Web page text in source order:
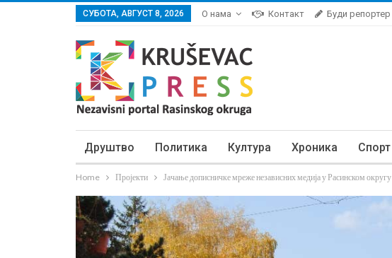
СУБОТА, АВГУСТ 8, 2026 О нама Контакт Буди репортер
Друштво Политика Култура Хроника Спорт
Home Пројекти Јачање дописничке мреже независних медија у Расинском округу